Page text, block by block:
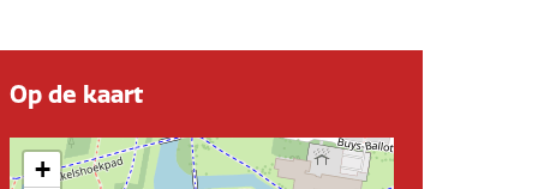
Op de kaart
+